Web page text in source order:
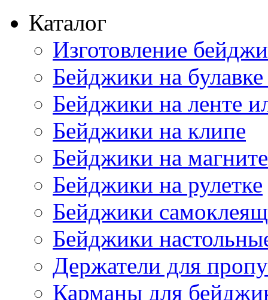
Каталог
Изготовление
Бейджики на
Бейджики на ленте
Бейджики на клипе
Бейджики на магните
Бейджики на рулетке
Бейджики
Бейджики
Держатели для
Карманы для